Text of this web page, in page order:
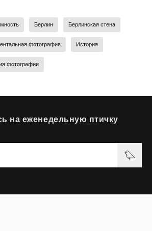
Берлин Берлинская стена
фотография История
фотографии
на еженедельную птичку